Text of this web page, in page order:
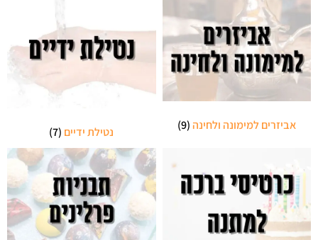
אביזרים למימונה ולחינה(9) נטילת ידיים (7)